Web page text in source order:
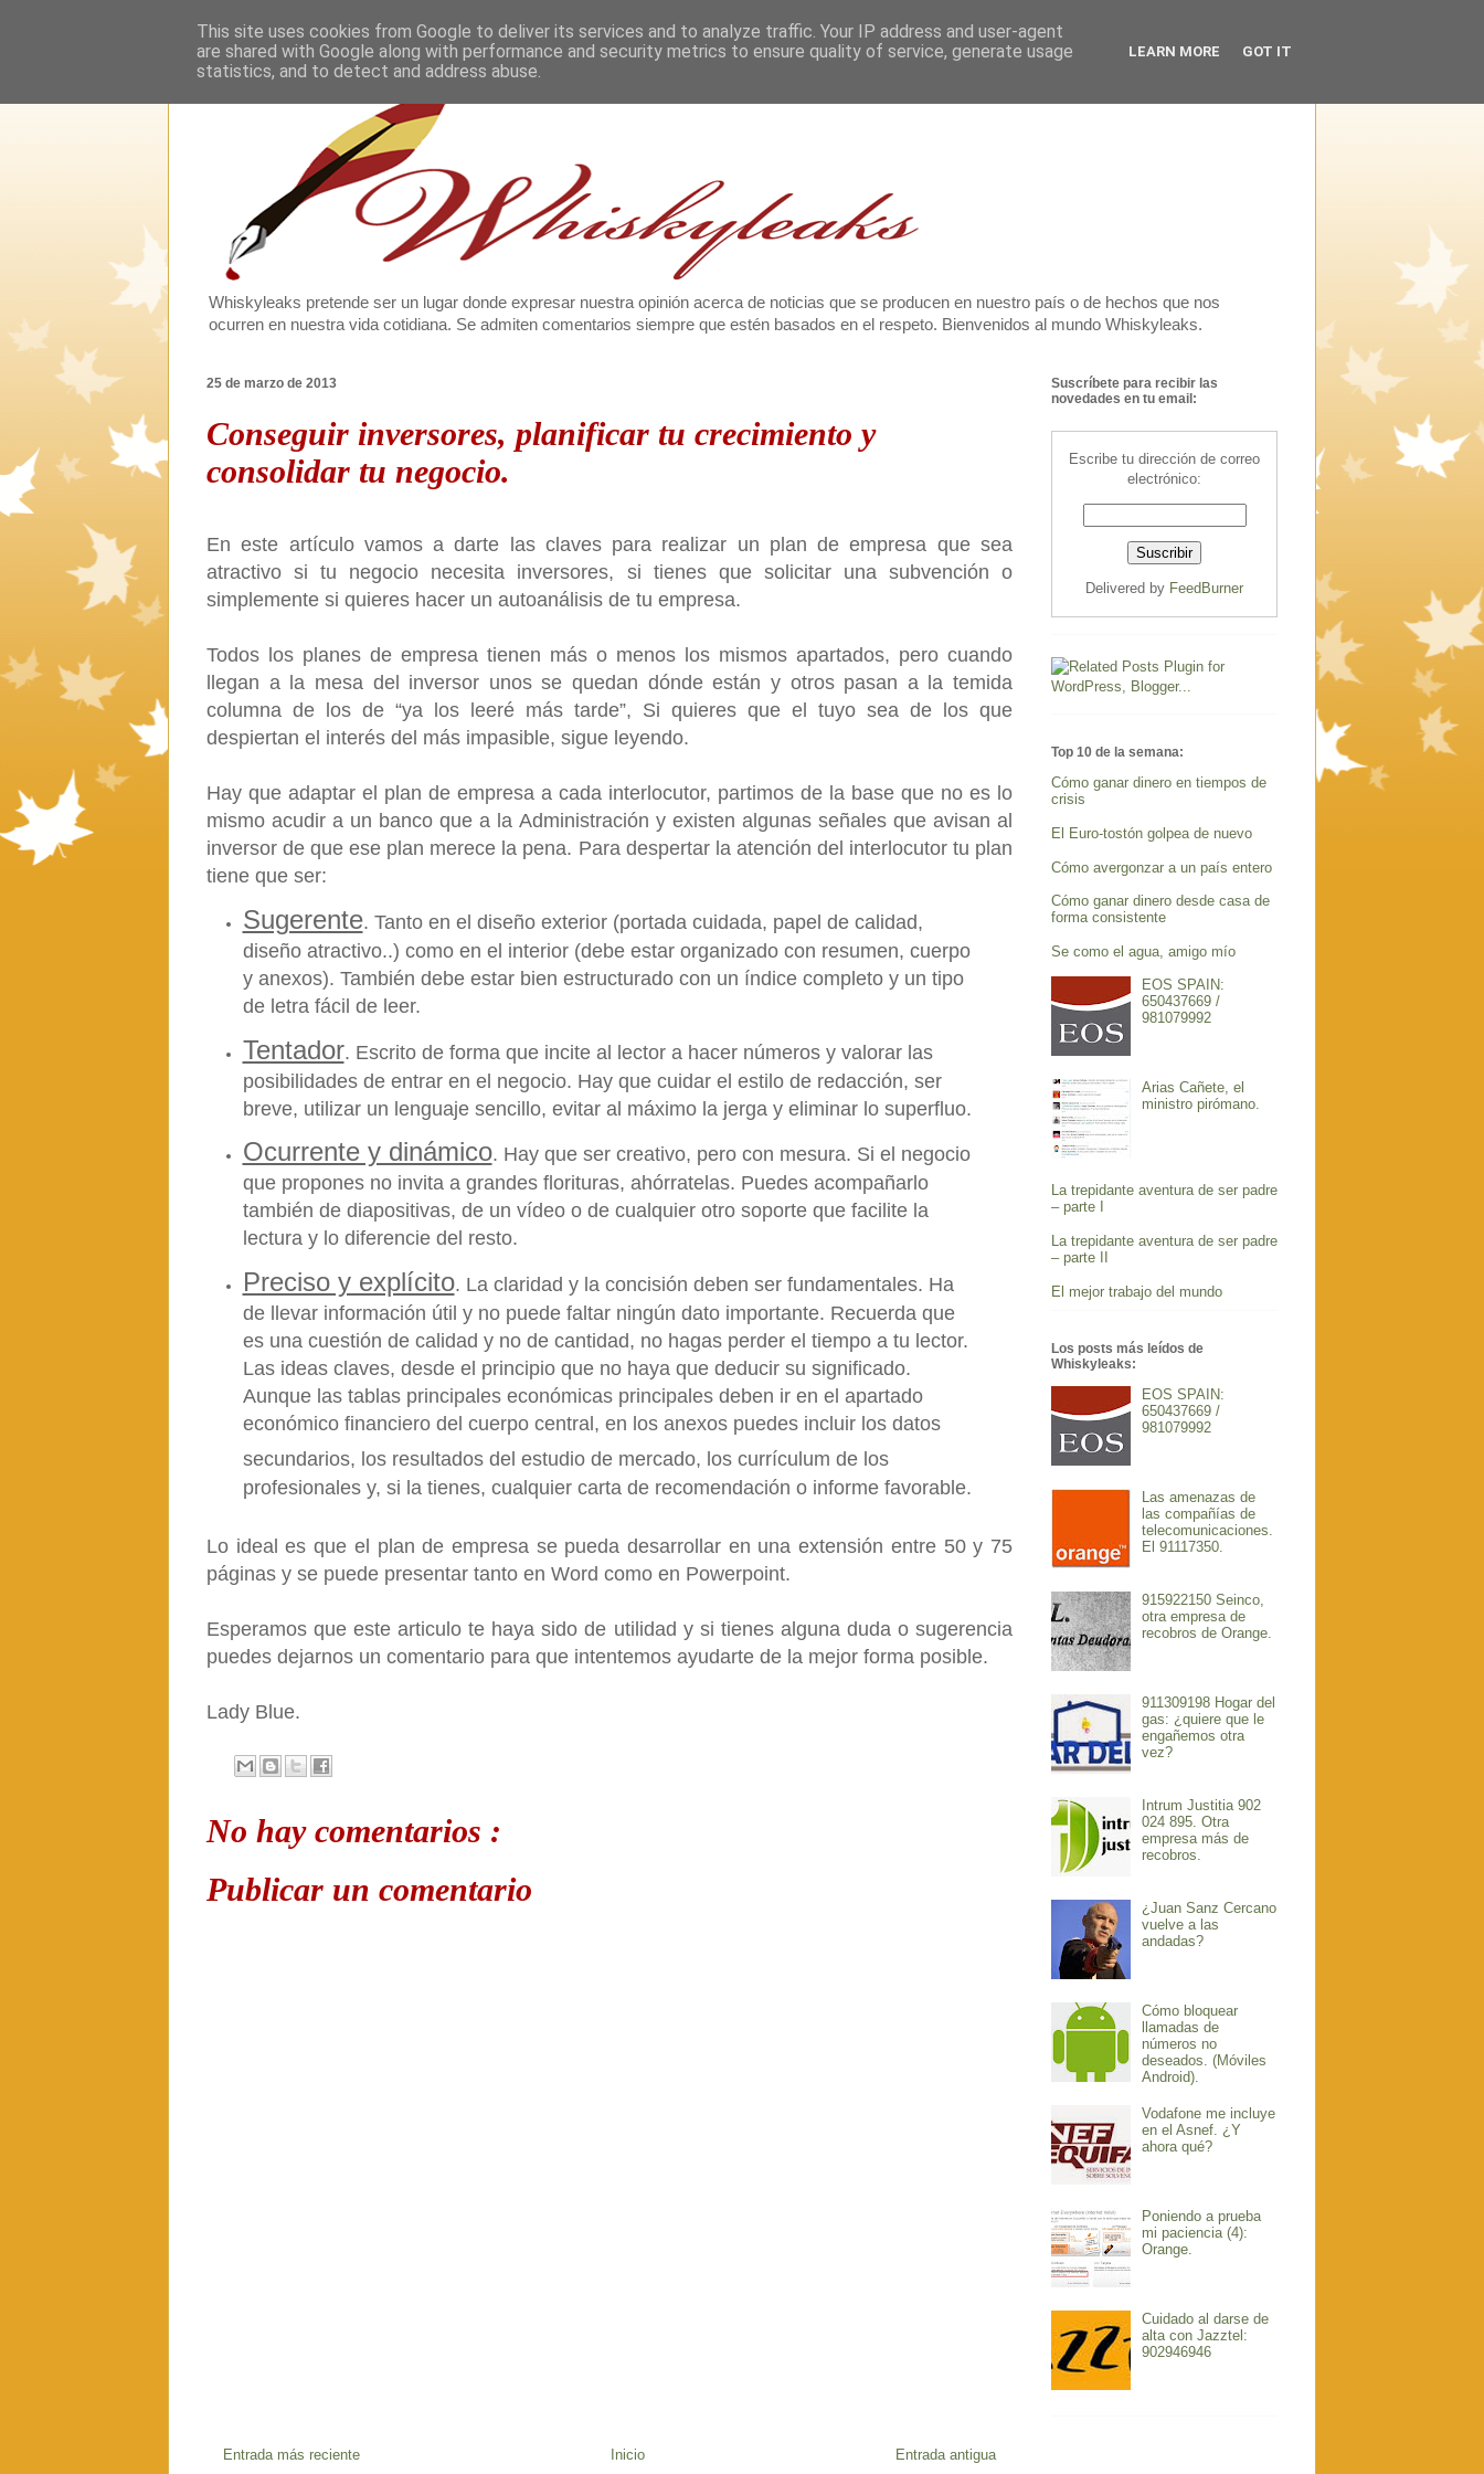
Whiskyleaks pretende ser un lugar donde expresar nuestra opinión acerca de noticias que se producen en nuestro país o de hechos que nos
ocurren en nuestra vida cotidiana. Se admiten comentarios siempre que estén basados en el respeto. Bienvenidos al mundo Whiskyleaks.
25 de marzo de 2013
Conseguir inversores, planificar tu crecimiento y
consolidar tu negocio.
En este artículo vamos a darte las claves para realizar un plan de empresa que sea
atractivo si tu negocio necesita inversores, si tienes que solicitar una subvención o
simplemente si quieres hacer un autoanálisis de tu empresa.
Todos los planes de empresa tienen más o menos los mismos apartados, pero cuando
llegan a la mesa del inversor unos se quedan dónde están y otros pasan a la temida
columna de los de “ya los leeré más tarde”, Si quieres que el tuyo sea de los que
despiertan el interés del más impasible, sigue leyendo.
Hay que adaptar el plan de empresa a cada interlocutor, partimos de la base que no es lo
mismo acudir a un banco que a la Administración y existen algunas señales que avisan al
inversor de que ese plan merece la pena. Para despertar la atención del interlocutor tu plan
tiene que ser:
Sugerente. Tanto en el diseño exterior (portada cuidada, papel de calidad,
diseño atractivo..) como en el interior (debe estar organizado con resumen, cuerpo
y anexos). También debe estar bien estructurado con un índice completo y un tipo
de letra fácil de leer.
Tentador. Escrito de forma que incite al lector a hacer números y valorar las
posibilidades de entrar en el negocio. Hay que cuidar el estilo de redacción, ser
breve, utilizar un lenguaje sencillo, evitar al máximo la jerga y eliminar lo superfluo.
Ocurrente y dinámico. Hay que ser creativo, pero con mesura. Si el negocio
que propones no invita a grandes florituras, ahórratelas. Puedes acompañarlo
también de diapositivas, de un vídeo o de cualquier otro soporte que facilite la
lectura y lo diferencie del resto.
Preciso y explícito. La claridad y la concisión deben ser fundamentales. Ha
de llevar información útil y no puede faltar ningún dato importante. Recuerda que
es una cuestión de calidad y no de cantidad, no hagas perder el tiempo a tu lector.
Las ideas claves, desde el principio que no haya que deducir su significado.
Aunque las tablas principales económicas principales deben ir en el apartado
económico financiero del cuerpo central, en los anexos puedes incluir los datos
secundarios, los resultados del estudio de mercado, los currículum de los
profesionales y, si la tienes, cualquier carta de recomendación o informe favorable.
Lo ideal es que el plan de empresa se pueda desarrollar en una extensión entre 50 y 75
páginas y se puede presentar tanto en Word como en Powerpoint.
Esperamos que este articulo te haya sido de utilidad y si tienes alguna duda o sugerencia
puedes dejarnos un comentario para que intentemos ayudarte de la mejor forma posible.
Lady Blue.
No hay comentarios :
Publicar un comentario
Entrada más reciente Entrada antigua
Inicio
Suscríbete para recibir las
novedades en tu email:
Escribe tu dirección de correo
electrónico:
Delivered by FeedBurner
Top 10 de la semana:
Cómo ganar dinero en tiempos de
crisis
El Euro-tostón golpea de nuevo
Cómo avergonzar a un país entero
Cómo ganar dinero desde casa de
forma consistente
Se como el agua, amigo mío
EOS SPAIN:
650437669 /
981079992
Arias Cañete, el
ministro pirómano.
La trepidante aventura de ser padre
– parte I
La trepidante aventura de ser padre
– parte II
El mejor trabajo del mundo
Los posts más leídos de
Whiskyleaks:
EOS SPAIN:
650437669 /
981079992
Las amenazas de
las compañías de
telecomunicaciones.
El 91117350.
915922150 Seinco,
otra empresa de
recobros de Orange.
911309198 Hogar del
gas: ¿quiere que le
engañemos otra
vez?
Intrum Justitia 902
024 895. Otra
empresa más de
recobros.
¿Juan Sanz Cercano
vuelve a las
andadas?
Cómo bloquear
llamadas de
números no
deseados. (Móviles
Android).
Vodafone me incluye
en el Asnef. ¿Y
ahora qué?
Poniendo a prueba
mi paciencia (4):
Orange.
Cuidado al darse de
alta con Jazztel:
902946946
This site uses cookies from Google to deliver its services and to analyze traffic. Your IP address and user-agent
are shared with Google along with performance and security metrics to ensure quality of service, generate usage
statistics, and to detect and address abuse.
LEARN MORE GOT IT